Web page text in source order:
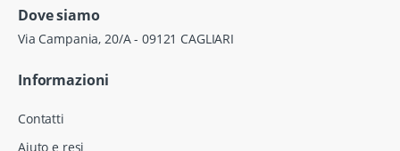
Dove siamo
Via Campania, 20/A - 09121 CAGLIARI
Informazioni
Contatti
Aiuto e resi